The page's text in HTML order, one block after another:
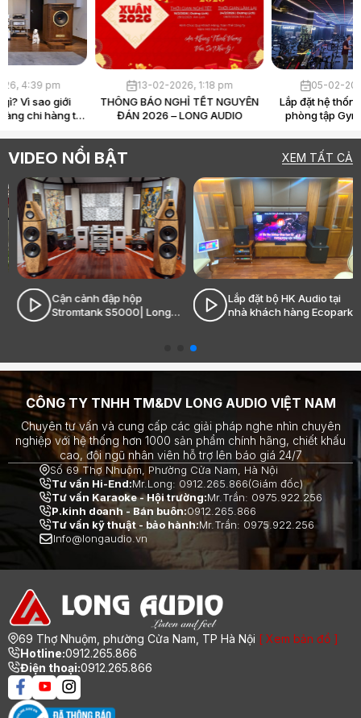
30-03-2026, 4:39 pm
Loa Hi-End là gì? Vì sao giới
audiophile sẵn sàng chi hàng tỷ
13-02-2026, 1:18 pm
THÔNG BÁO NGHỈ TẾT NGUYÊN
ĐÁN 2026 – LONG AUDIO
VIDEO NỔI BẬT XEM TẤT CẢ
Cận cảnh đập hộp
Stromtank S5000| Long
Lắp đặt bộ HK Audio tại
nhà khách hàng Ecopark|
CÔNG TY TNHH TM&DV LONG AUDIO VIỆT NAM
Chuyên tư vấn và cung cấp các giải pháp nghe nhìn chuyên
nghiệp với hệ thống hơn 1000 sản phẩm chính hãng, chiết khấu
cao, đội ngũ nhân viên hỗ trợ lên báo giá 24/7
Số 69 Thợ Nhuộm, Phường Cửa Nam, Hà Nội
Tư vấn Hi-End:Mr.Long: 0912.265.866(Giám đốc)
Tư vấn Karaoke - Hội trường:Mr.Trần: 0975.922.256
P.kinh doanh - Bán buôn:0912.265.866
Tư vấn kỹ thuật - bảo hành:Mr.Trần: 0975.922.256
Info@longaudio.vn
69 Thợ Nhuộm, phường Cửa Nam, TP Hà Nội [ Xem bản đồ ]
Hotline:0912.265.866
Điện thoại:0912.265.866